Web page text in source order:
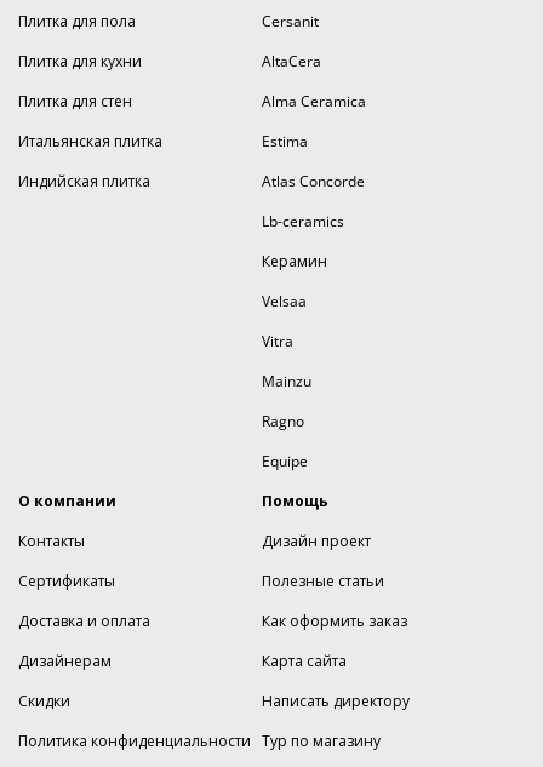
Плитка для пола
Плитка для кухни
Плитка для стен
Итальянская плитка
Индийская плитка
Cersanit
AltaCera
Alma Ceramica
Estima
Atlas Concorde
Lb-ceramics
Керамин
Velsaa
Vitra
Mainzu
Ragno
Equipe
О компании
Контакты
Сертификаты
Доставка и оплата
Дизайнерам
Скидки
Политика конфиденциальности
Помощь
Дизайн проект
Полезные статьи
Как оформить заказ
Карта сайта
Написать директору
Тур по магазину